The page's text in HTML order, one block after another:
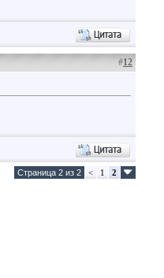
#12
Страница 2 из 2 < 1 2